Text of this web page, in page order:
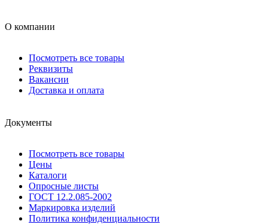
О компании
Посмотреть все товары
Реквизиты
Вакансии
Доставка и оплата
Документы
Посмотреть все товары
Цены
Каталоги
Опросные листы
ГОСТ 12.2.085-2002
Маркировка изделий
Политика конфиденциальности